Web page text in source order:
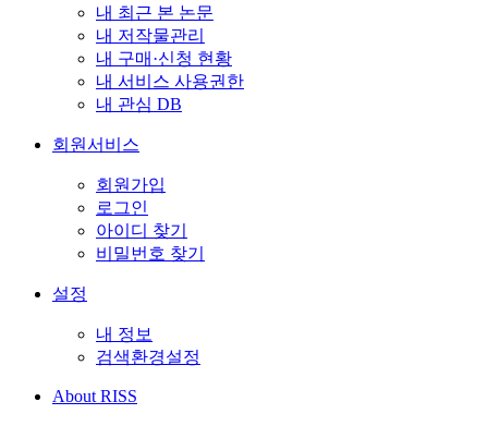
내 최근 본 논문
내 저작물관리
내 구매·신청 현황
내 서비스 사용권한
내 관심 DB
회원서비스
회원가입
로그인
아이디 찾기
비밀번호 찾기
설정
내 정보
검색환경설정
About RISS